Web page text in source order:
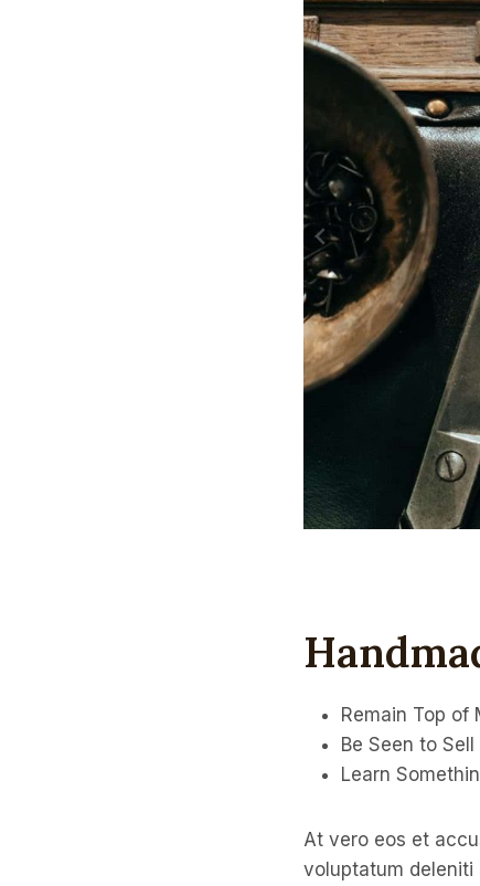
Remain Top of
Be Seen to Sell
Learn
At vero eos et
voluptatum deleniti